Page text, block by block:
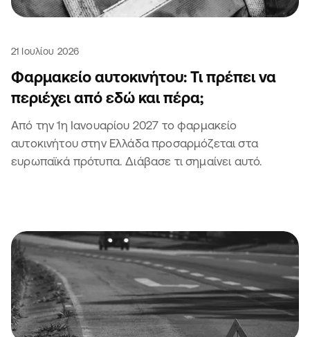
21 Ιουλίου 2026
Φαρμακείο αυτοκινήτου: Τι πρέπει να
περιέχει από εδώ και πέρα;
Από την 1η Ιανουαρίου 2027 το φαρμακείο
αυτοκινήτου στην Ελλάδα προσαρμόζεται στα
ευρωπαϊκά πρότυπα. Διάβασε τι σημαίνει αυτό.